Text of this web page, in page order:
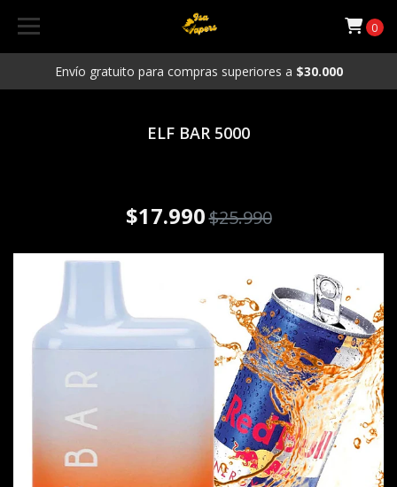
Envío gratuito para compras superiores a $30.000
0
ELF BAR 5000
$17.990$25.990